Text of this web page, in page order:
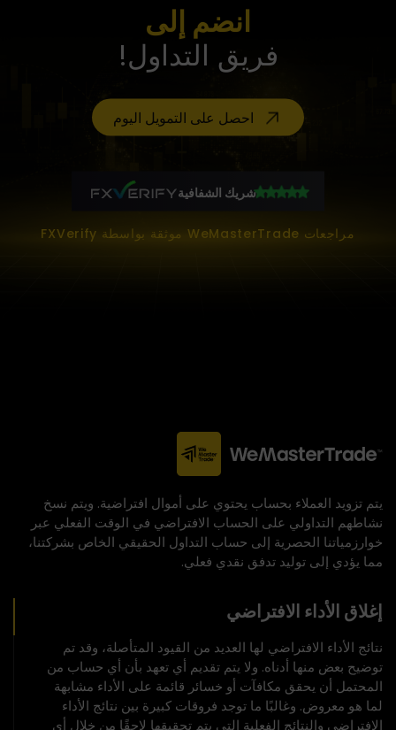
انضم إلى
فريق التداول!
احصل على التمويل اليوم
شريك الشفافية
مراجعات WeMasterTrade موثقة بواسطة FXVerify
يتم تزويد العملاء بحساب يحتوي على أموال افتراضية. ويتم نسخ
نشاطهم التداولي على الحساب الافتراضي في الوقت الفعلي عبر
خوارزمياتنا الحصرية إلى حساب التداول الحقيقي الخاص بشركتنا،
مما يؤدي إلى توليد تدفق نقدي فعلي.
إغلاق الأداء الافتراضي
نتائج الأداء الافتراضي لها العديد من القيود المتأصلة، وقد تم
توضيح بعض منها أدناه. ولا يتم تقديم أي تعهد بأن أي حساب من
المحتمل أن يحقق مكافآت أو خسائر قائمة على الأداء مشابهة
لما هو معروض. وغالبًا ما توجد فروقات كبيرة بين نتائج الأداء
الافتراضي والنتائج الفعلية التي يتم تحقيقها لاحقًا من خلال أي